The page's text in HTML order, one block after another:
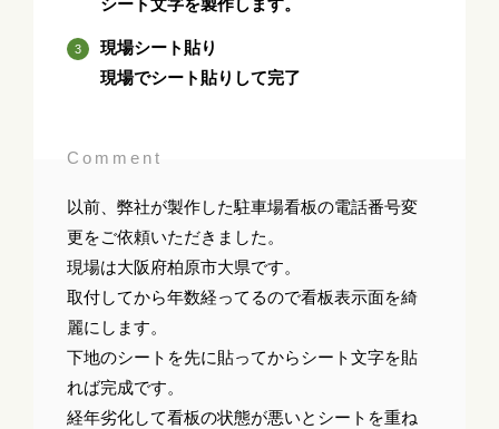
現場シート貼り
現場でシート貼りして完了
Comment
以前、弊社が製作した駐車場看板の電話番号変
更をご依頼いただきました。
現場は大阪府柏原市大県です。
取付してから年数経ってるので看板表示面を綺
麗にします。
下地のシートを先に貼ってからシート文字を貼
れば完成です。
経年劣化して看板の状態が悪いとシートを重ね